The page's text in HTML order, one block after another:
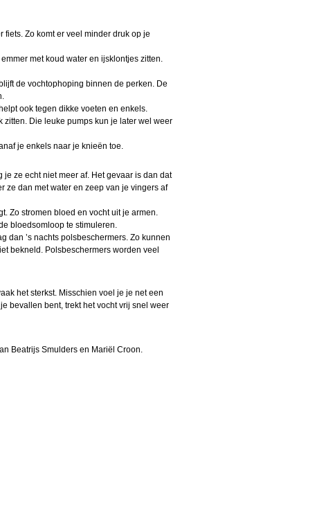
Zo komt er veel minder druk op je
met koud water en ijsklontjes zitten.
de vochtophoping binnen de perken. De
ook tegen dikke voeten en enkels.
Die leuke pumps kun je later wel weer
je enkels naar je knieën toe.
ze echt niet meer af. Het gevaar is dan dat
ze dan met water en zeep van je vingers af
Zo stromen bloed en vocht uit je armen.
bloedsomloop te stimuleren.
dan ’s nachts polsbeschermers. Zo kunnen
bekneld. Polsbeschermers worden veel
het sterkst. Misschien voel je je net een
bevallen bent, trekt het vocht vrij snel weer
Beatrijs Smulders en Mariël Croon.